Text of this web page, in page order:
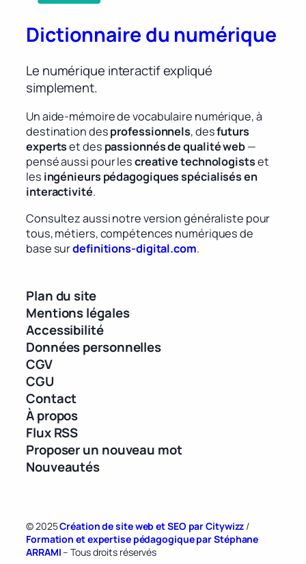
Dictionnaire du numérique
Le numérique interactif expliqué
simplement.
Un aide-mémoire de vocabulaire numérique, à
destination desprofessionnels, desfuturs
expertset des passionnés de qualité web—
pensé aussi pour lescreative technologistset
les ingénieurs pédagogiques spécialisés en
interactivité.
Consultez aussi notre version généraliste pour
tous, métiers, compétences numériques de
base surdefinitions-digital.com.
Plan du site
Mentions légales
Accessibilité
Données personnelles
CGV
CGU
Contact
À propos
Flux RSS
Proposer un nouveau mot
Nouveautés
© 2025Création de site web et SEO par Citywizz /
Formation et expertise pédagogique par Stéphane
ARRAMI– Tous droits réservés